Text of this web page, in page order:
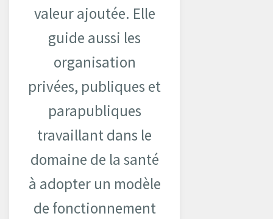
valeur ajoutée. Elle
guide aussi les
organisation
privées, publiques et
parapubliques
travaillant dans le
domaine de la santé
à adopter un modèle
de fonctionnement